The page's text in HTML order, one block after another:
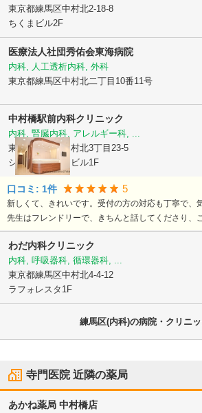
東京都練馬区中村北2-18-8
ちくまビル2F
医療法人社団秀佑会東海病院
内科, 人工透析内科, 外科
東京都練馬区中村北二丁目10番11号
中村橋駅前内科クリニック
内科, 腎臓内科, アレルギー科, ...
東京都練馬区 中村北3丁目23-5
シュウカワグチビル1F
口コミ: 1件 5
新しくて、きれいです。受付の方の対応も丁寧で、
先生はフレンドリーで、きちんと話してくださり、こ
わだ内科クリニック
内科, 呼吸器科, 循環器科, ...
東京都練馬区中村北4-4-12
ラフォレスタ1F
練馬区(内科)の病院・クリニ
寺門医院近隣の薬局
あかね薬局 中村橋店